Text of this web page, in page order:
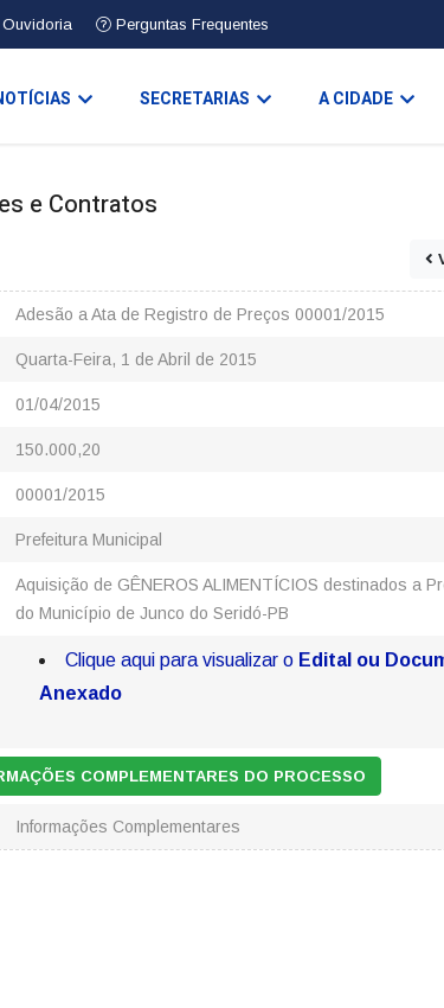
Ouvidoria Perguntas Frequentes
SECRETARIAS A CIDADE
e Contratos
Adesão a Ata de Registro de Preços 00001/2015
Quarta-Feira, 1 de Abril de 2015
01/04/2015
150.000,20
00001/2015
Prefeitura Municipal
Aquisição de GÊNEROS ALIMENTÍCIOS destinados a
do Município de Junco do Seridó-PB
Clique aqui para visualizar o Edital ou
Anexado
COMPLEMENTARES DO PROCESSO
Informações Complementares